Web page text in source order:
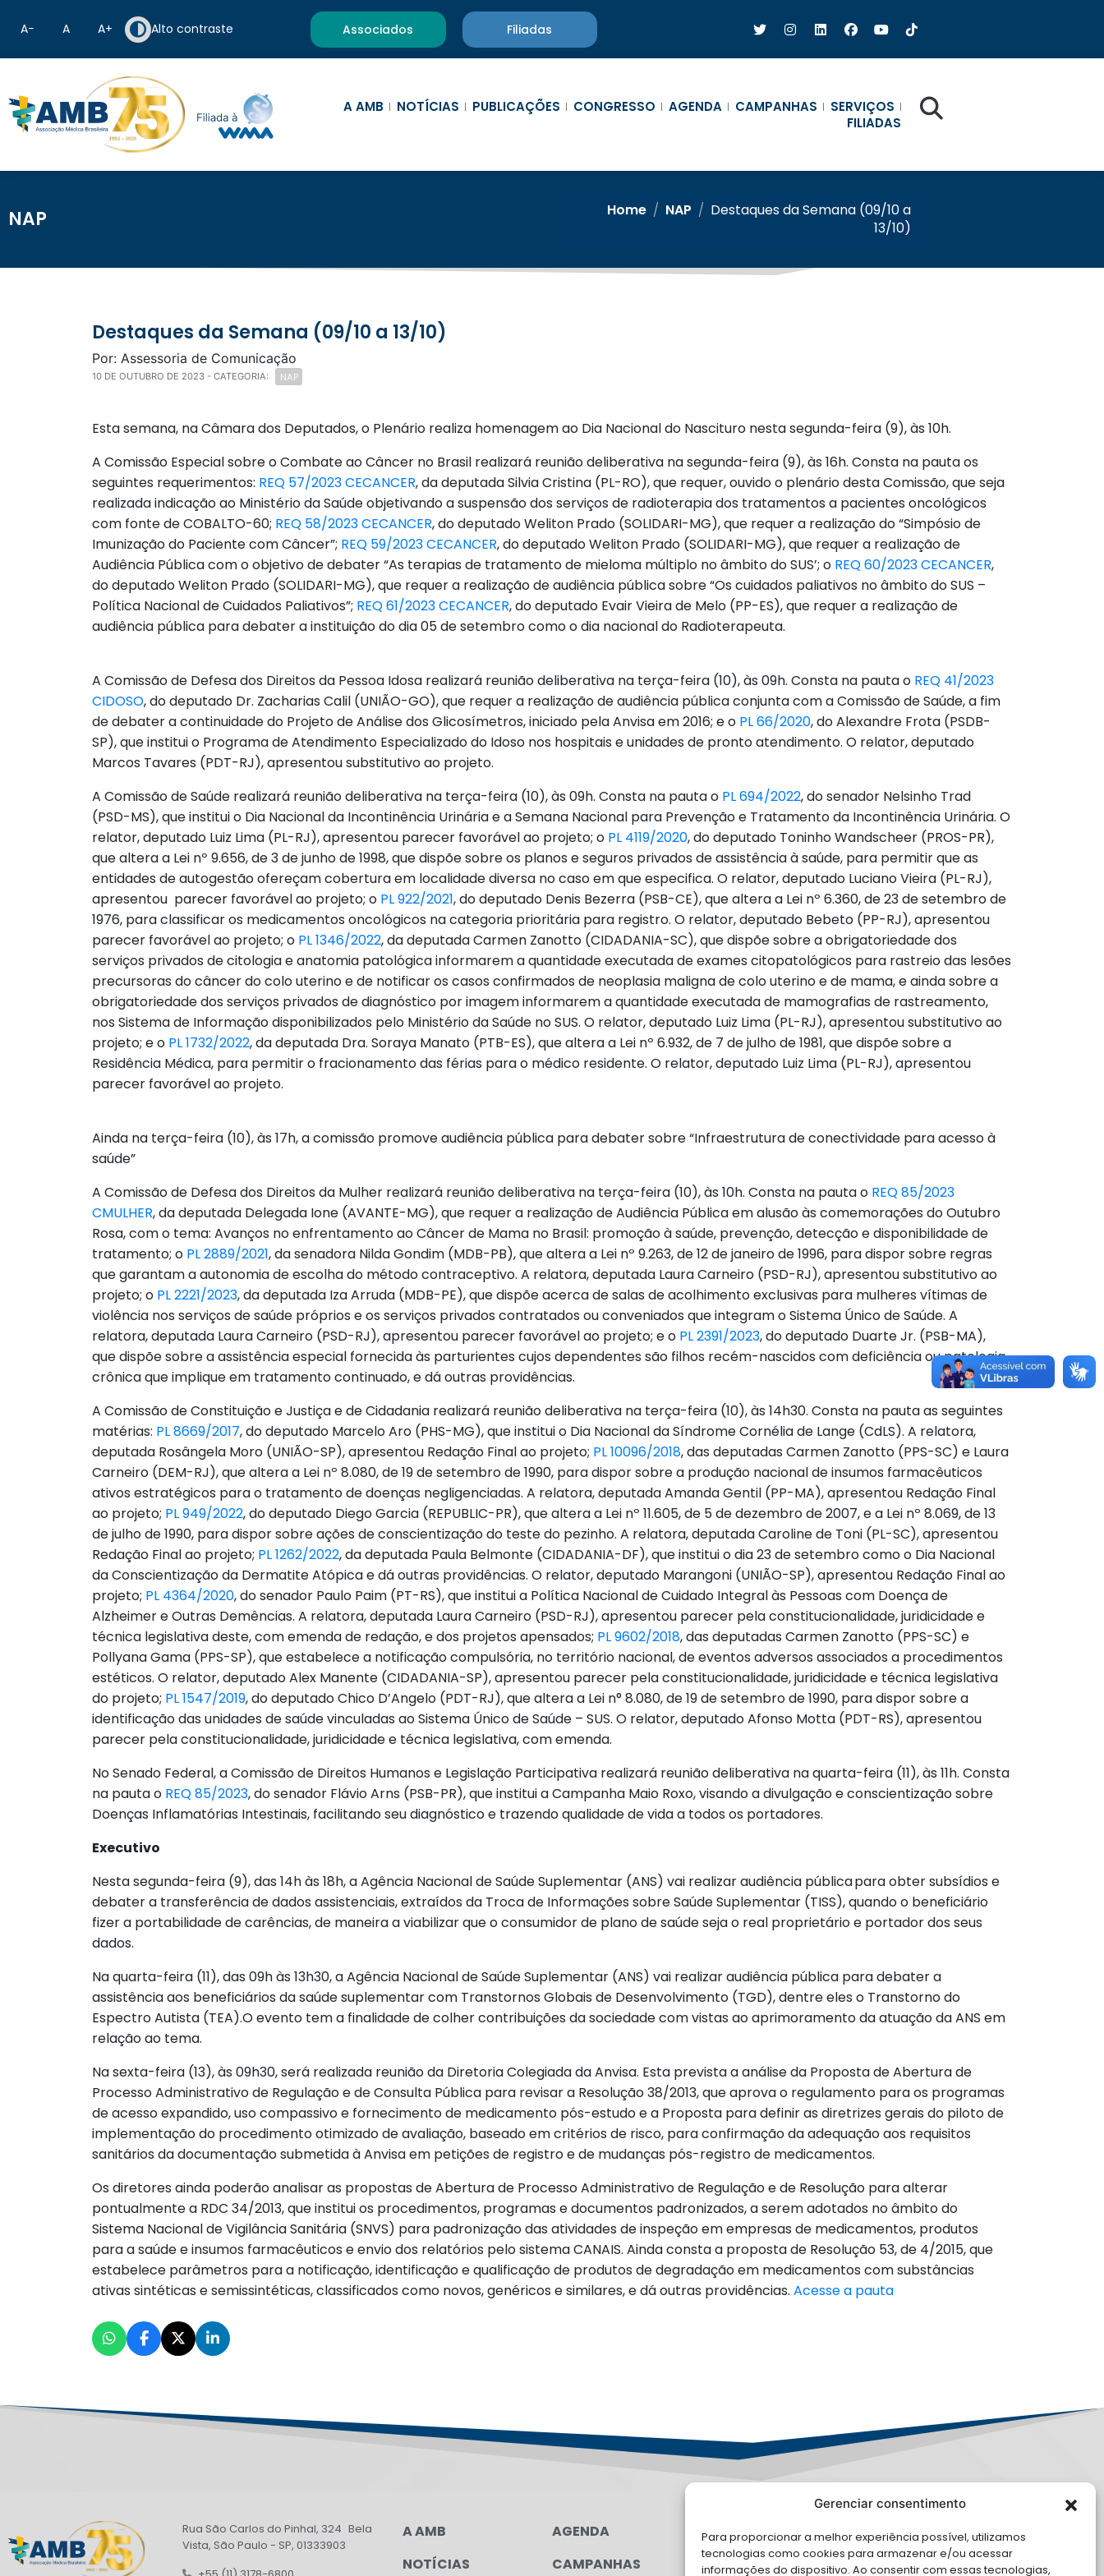
Gerenciar consentimento
Para proporcionar a melhor experiência possível, utilizamos
tecnologias como cookies para armazenar e/ou acessar
informações do dispositivo. Ao consentir com essas tecnologias,
A− A A+ Alto contraste Associados Filiadas
A AMB NOTÍCIAS PUBLICAÇÕES CONGRESSO AGENDA CAMPANHAS
SERVIÇOS
FILIADAS
NAP Home / NAP / Destaques da Semana (09/10 a
13/10)
Destaques da Semana (09/10 a 13/10)
Por: Assessoria de Comunicação
10 DE OUTUBRO DE 2023 - CATEGORIA: NAP
Esta semana, na Câmara dos Deputados, o Plenário realiza homenagem ao Dia Nacional do Nascituro nesta segunda-feira (9), às 10h.
A Comissão Especial sobre o Combate ao Câncer no Brasil realizará reunião deliberativa na segunda-feira (9), às 16h. Consta na pauta os
seguintes requerimentos: REQ 57/2023 CECANCER, da deputada Silvia Cristina (PL-RO), que requer, ouvido o plenário desta Comissão, que seja
realizada indicação ao Ministério da Saúde objetivando a suspensão dos serviços de radioterapia dos tratamentos a pacientes oncológicos
com fonte de COBALTO-60; REQ 58/2023 CECANCER, do deputado Weliton Prado (SOLIDARI-MG), que requer a realização do “Simpósio de
Imunização do Paciente com Câncer”; REQ 59/2023 CECANCER, do deputado Weliton Prado (SOLIDARI-MG), que requer a realização de
Audiência Pública com o objetivo de debater “As terapias de tratamento de mieloma múltiplo no âmbito do SUS’; o REQ 60/2023 CECANCER,
do deputado Weliton Prado (SOLIDARI-MG), que requer a realização de audiência pública sobre “Os cuidados paliativos no âmbito do SUS –
Política Nacional de Cuidados Paliativos”; REQ 61/2023 CECANCER, do deputado Evair Vieira de Melo (PP-ES), que requer a realização de
audiência pública para debater a instituição do dia 05 de setembro como o dia nacional do Radioterapeuta.
A Comissão de Defesa dos Direitos da Pessoa Idosa realizará reunião deliberativa na terça-feira (10), às 09h. Consta na pauta o REQ 41/2023
CIDOSO, do deputado Dr. Zacharias Calil (UNIÃO-GO), que requer a realização de audiência pública conjunta com a Comissão de Saúde, a fim
de debater a continuidade do Projeto de Análise dos Glicosímetros, iniciado pela Anvisa em 2016; e o PL 66/2020, do Alexandre Frota (PSDB-
SP), que institui o Programa de Atendimento Especializado do Idoso nos hospitais e unidades de pronto atendimento. O relator, deputado
Marcos Tavares (PDT-RJ), apresentou substitutivo ao projeto.
A Comissão de Saúde realizará reunião deliberativa na terça-feira (10), às 09h. Consta na pauta o PL 694/2022, do senador Nelsinho Trad
(PSD-MS), que institui o Dia Nacional da Incontinência Urinária e a Semana Nacional para Prevenção e Tratamento da Incontinência Urinária. O
relator, deputado Luiz Lima (PL-RJ), apresentou parecer favorável ao projeto; o PL 4119/2020, do deputado Toninho Wandscheer (PROS-PR),
que altera a Lei nº 9.656, de 3 de junho de 1998, que dispõe sobre os planos e seguros privados de assistência à saúde, para permitir que as
entidades de autogestão ofereçam cobertura em localidade diversa no caso em que especifica. O relator, deputado Luciano Vieira (PL-RJ),
apresentou parecer favorável ao projeto; o PL 922/2021, do deputado Denis Bezerra (PSB-CE), que altera a Lei nº 6.360, de 23 de setembro de
1976, para classificar os medicamentos oncológicos na categoria prioritária para registro. O relator, deputado Bebeto (PP-RJ), apresentou
parecer favorável ao projeto; o PL 1346/2022, da deputada Carmen Zanotto (CIDADANIA-SC), que dispõe sobre a obrigatoriedade dos
serviços privados de citologia e anatomia patológica informarem a quantidade executada de exames citopatológicos para rastreio das lesões
precursoras do câncer do colo uterino e de notificar os casos confirmados de neoplasia maligna de colo uterino e de mama, e ainda sobre a
obrigatoriedade dos serviços privados de diagnóstico por imagem informarem a quantidade executada de mamografias de rastreamento,
nos Sistema de Informação disponibilizados pelo Ministério da Saúde no SUS. O relator, deputado Luiz Lima (PL-RJ), apresentou substitutivo ao
projeto; e o PL 1732/2022, da deputada Dra. Soraya Manato (PTB-ES), que altera a Lei nº 6.932, de 7 de julho de 1981, que dispõe sobre a
Residência Médica, para permitir o fracionamento das férias para o médico residente. O relator, deputado Luiz Lima (PL-RJ), apresentou
parecer favorável ao projeto.
Ainda na terça-feira (10), às 17h, a comissão promove audiência pública para debater sobre “Infraestrutura de conectividade para acesso à
saúde”
A Comissão de Defesa dos Direitos da Mulher realizará reunião deliberativa na terça-feira (10), às 10h. Consta na pauta o REQ 85/2023
CMULHER, da deputada Delegada Ione (AVANTE-MG), que requer a realização de Audiência Pública em alusão às comemorações do Outubro
Rosa, com o tema: Avanços no enfrentamento ao Câncer de Mama no Brasil: promoção à saúde, prevenção, detecção e disponibilidade de
tratamento; o PL 2889/2021, da senadora Nilda Gondim (MDB-PB), que altera a Lei nº 9.263, de 12 de janeiro de 1996, para dispor sobre regras
que garantam a autonomia de escolha do método contraceptivo. A relatora, deputada Laura Carneiro (PSD-RJ), apresentou substitutivo ao
projeto; o PL 2221/2023, da deputada Iza Arruda (MDB-PE), que dispõe acerca de salas de acolhimento exclusivas para mulheres vítimas de
violência nos serviços de saúde próprios e os serviços privados contratados ou conveniados que integram o Sistema Único de Saúde. A
relatora, deputada Laura Carneiro (PSD-RJ), apresentou parecer favorável ao projeto; e o PL 2391/2023, do deputado Duarte Jr. (PSB-MA),
que dispõe sobre a assistência especial fornecida às parturientes cujos dependentes são filhos recém-nascidos com deficiência ou patologia
crônica que implique em tratamento continuado, e dá outras providências.
A Comissão de Constituição e Justiça e de Cidadania realizará reunião deliberativa na terça-feira (10), às 14h30. Consta na pauta as seguintes
matérias: PL 8669/2017, do deputado Marcelo Aro (PHS-MG), que institui o Dia Nacional da Síndrome Cornélia de Lange (CdLS). A relatora,
deputada Rosângela Moro (UNIÃO-SP), apresentou Redação Final ao projeto; PL 10096/2018, das deputadas Carmen Zanotto (PPS-SC) e Laura
Carneiro (DEM-RJ), que altera a Lei nº 8.080, de 19 de setembro de 1990, para dispor sobre a produção nacional de insumos farmacêuticos
ativos estratégicos para o tratamento de doenças negligenciadas. A relatora, deputada Amanda Gentil (PP-MA), apresentou Redação Final
ao projeto; PL 949/2022, do deputado Diego Garcia (REPUBLIC-PR), que altera a Lei nº 11.605, de 5 de dezembro de 2007, e a Lei nº 8.069, de 13
de julho de 1990, para dispor sobre ações de conscientização do teste do pezinho. A relatora, deputada Caroline de Toni (PL-SC), apresentou
Redação Final ao projeto; PL 1262/2022, da deputada Paula Belmonte (CIDADANIA-DF), que institui o dia 23 de setembro como o Dia Nacional
da Conscientização da Dermatite Atópica e dá outras providências. O relator, deputado Marangoni (UNIÃO-SP), apresentou Redação Final ao
projeto; PL 4364/2020, do senador Paulo Paim (PT-RS), que institui a Política Nacional de Cuidado Integral às Pessoas com Doença de
Alzheimer e Outras Demências. A relatora, deputada Laura Carneiro (PSD-RJ), apresentou parecer pela constitucionalidade, juridicidade e
técnica legislativa deste, com emenda de redação, e dos projetos apensados; PL 9602/2018, das deputadas Carmen Zanotto (PPS-SC) e
Pollyana Gama (PPS-SP), que estabelece a notificação compulsória, no território nacional, de eventos adversos associados a procedimentos
estéticos. O relator, deputado Alex Manente (CIDADANIA-SP), apresentou parecer pela constitucionalidade, juridicidade e técnica legislativa
do projeto; PL 1547/2019, do deputado Chico D’Angelo (PDT-RJ), que altera a Lei n° 8.080, de 19 de setembro de 1990, para dispor sobre a
identificação das unidades de saúde vinculadas ao Sistema Único de Saúde – SUS. O relator, deputado Afonso Motta (PDT-RS), apresentou
parecer pela constitucionalidade, juridicidade e técnica legislativa, com emenda.
No Senado Federal, a Comissão de Direitos Humanos e Legislação Participativa realizará reunião deliberativa na quarta-feira (11), às 11h. Consta
na pauta o REQ 85/2023, do senador Flávio Arns (PSB-PR), que institui a Campanha Maio Roxo, visando a divulgação e conscientização sobre
Doenças Inflamatórias Intestinais, facilitando seu diagnóstico e trazendo qualidade de vida a todos os portadores.
Executivo
Nesta segunda-feira (9), das 14h às 18h, a Agência Nacional de Saúde Suplementar (ANS) vai realizar audiência pública para obter subsídios e
debater a transferência de dados assistenciais, extraídos da Troca de Informações sobre Saúde Suplementar (TISS), quando o beneficiário
fizer a portabilidade de carências, de maneira a viabilizar que o consumidor de plano de saúde seja o real proprietário e portador dos seus
dados.
Na quarta-feira (11), das 09h às 13h30, a Agência Nacional de Saúde Suplementar (ANS) vai realizar audiência pública para debater a
assistência aos beneficiários da saúde suplementar com Transtornos Globais de Desenvolvimento (TGD), dentre eles o Transtorno do
Espectro Autista (TEA).O evento tem a finalidade de colher contribuições da sociedade com vistas ao aprimoramento da atuação da ANS em
relação ao tema.
Na sexta-feira (13), às 09h30, será realizada reunião da Diretoria Colegiada da Anvisa. Esta prevista a análise da Proposta de Abertura de
Processo Administrativo de Regulação e de Consulta Pública para revisar a Resolução 38/2013, que aprova o regulamento para os programas
de acesso expandido, uso compassivo e fornecimento de medicamento pós-estudo e a Proposta para definir as diretrizes gerais do piloto de
implementação do procedimento otimizado de avaliação, baseado em critérios de risco, para confirmação da adequação aos requisitos
sanitários da documentação submetida à Anvisa em petições de registro e de mudanças pós-registro de medicamentos.
Os diretores ainda poderão analisar as propostas de Abertura de Processo Administrativo de Regulação e de Resolução para alterar
pontualmente a RDC 34/2013, que institui os procedimentos, programas e documentos padronizados, a serem adotados no âmbito do
Sistema Nacional de Vigilância Sanitária (SNVS) para padronização das atividades de inspeção em empresas de medicamentos, produtos
para a saúde e insumos farmacêuticos e envio dos relatórios pelo sistema CANAIS. Ainda consta a proposta de Resolução 53, de 4/2015, que
estabelece parâmetros para a notificação, identificação e qualificação de produtos de degradação em medicamentos com substâncias
ativas sintéticas e semissintéticas, classificados como novos, genéricos e similares, e dá outras providências. Acesse a pauta
Rua São Carlos do Pinhal, 324 Bela
Vista, São Paulo - SP, 01333903
A AMB
NOTÍCIAS
AGENDA
CAMPANHAS
LGPD
FALE CONOSCO